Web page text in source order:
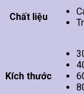
Chất liệu
Kích thước